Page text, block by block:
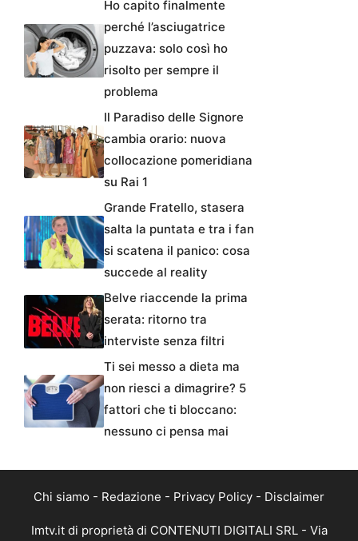
Ho capito finalmente
perché l’asciugatrice
puzzava: solo così ho
risolto per sempre il
problema
Il Paradiso delle Signore
cambia orario: nuova
collocazione pomeridiana
su Rai 1
Grande Fratello, stasera
salta la puntata e tra i fan
si scatena il panico: cosa
succede al reality
Belve riaccende la prima
serata: ritorno tra
interviste senza filtri
Ti sei messo a dieta ma
non riesci a dimagrire? 5
fattori che ti bloccano:
nessuno ci pensa mai
Chi siamo - Redazione - Privacy Policy - Disclaimer
Imtv.it di proprietà di CONTENUTI DIGITALI SRL - Via